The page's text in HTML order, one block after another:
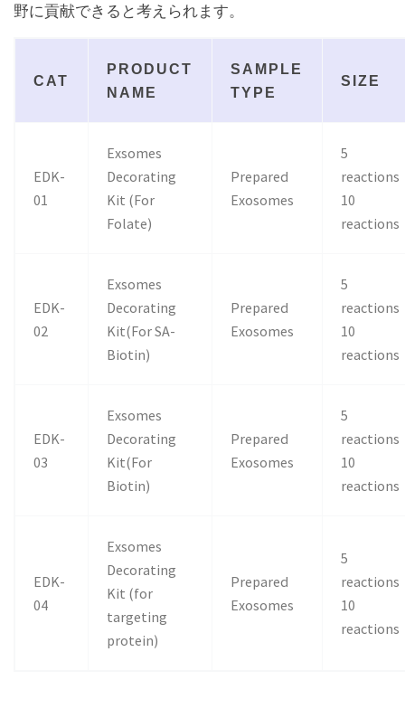
野に貢献できると考えられます。
CAT
PRODUCT
NAME
SAMPLE
TYPE
SIZE
EDK-
01
Exsomes
Decorating
Kit (For
Folate)
Prepared
Exosomes
5
reactions
10
reactions
EDK-
02
Exsomes
Decorating
Kit(For SA-
Biotin)
Prepared
Exosomes
5
reactions
10
reactions
EDK-
03
Exsomes
Decorating
Kit(For
Biotin)
Prepared
Exosomes
5
reactions
10
reactions
EDK-
04
Exsomes
Decorating
Kit (for
targeting
protein)
Prepared
Exosomes
5
reactions
10
reactions